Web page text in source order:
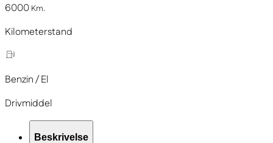
6000 Km.
Kilometerstand
Benzin / El
Drivmiddel
Beskrivelse